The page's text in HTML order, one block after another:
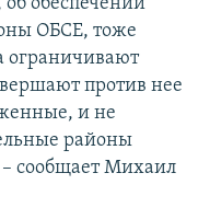
обеспечении
ОБСЕ, тоже
ограничивают
против нее
и не
районы
сообщает Михаил